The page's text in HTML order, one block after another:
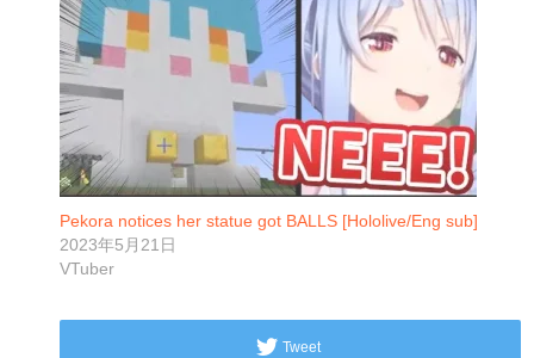
Pekora notices her statue got BALLS [Hololive/Eng sub]
2023年5月21日
VTuber
Tweet